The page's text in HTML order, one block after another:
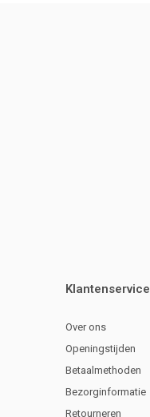
Klantenservice
Over ons
Openingstijden
Betaalmethoden
Bezorginformatie
Retourneren